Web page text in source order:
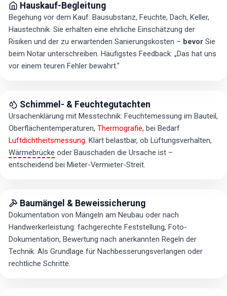
Hauskauf-Begleitung
Begehung vor dem Kauf: Bausubstanz, Feuchte, Dach, Keller,
Haustechnik. Sie erhalten eine ehrliche Einschätzung der
Risiken und der zu erwartenden Sanierungskosten – bevor Sie
beim Notar unterschreiben. Häufigstes Feedback: „Das hat uns
vor einem teuren Fehler bewahrt."
Schimmel- & Feuchtegutachten
Ursachenklärung mit Messtechnik: Feuchtemessung im Bauteil,
Oberflächentemperaturen, Thermografie, bei Bedarf
Luftdichtheitsmessung. Klärt belastbar, ob Lüftungsverhalten,
Wärmebrücke oder Bauschaden die Ursache ist –
entscheidend bei Mieter-Vermieter-Streit.
Baumängel & Beweissicherung
Dokumentation von Mängeln am Neubau oder nach
Handwerkerleistung: fachgerechte Feststellung, Foto-
Dokumentation, Bewertung nach anerkannten Regeln der
Technik. Als Grundlage für Nachbesserungsverlangen oder
rechtliche Schritte.